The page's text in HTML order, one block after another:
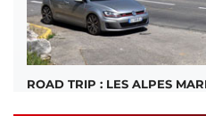
ROAD TRIP : LES ALPES